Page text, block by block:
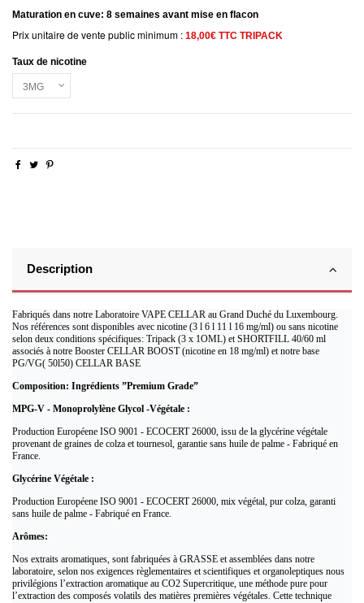
Maturation en cuve: 8 semaines avant mise en flacon
Prix unitaire de vente public minimum : 18,00€ TTC TRIPACK
Taux de nicotine
Description
Fabriqués dans notre Laboratoire VAPE CELLAR au Grand Duché du Luxembourg.
Nos références sont disponibles avec nicotine (3 l 6 l 11 l 16 mg/ml) ou sans nicotine
selon deux conditions spécifiques: Tripack (3 x 1OML) et SHORTFILL 40/60 ml
associés à notre Booster CELLAR BOOST (nicotine en 18 mg/ml) et notre base
PG/VG( 50l50) CELLAR BASE
Composition: Ingrédients ”Premium Grade”
MPG-V - Monoprolylène Glycol -Végétale :
Production Européene ISO 9001 - ECOCERT 26000, issu de la glycérine végétale
provenant de graines de colza et tournesol, garantie sans huile de palme - Fabriqué en
France.
Glycérine Végétale :
Production Européene ISO 9001 - ECOCERT 26000, mix végétal, pur colza, garanti
sans huile de palme - Fabriqué en France.
Arômes:
Nos extraits aromatiques, sont fabriquées à GRASSE et assemblées dans notre
laboratoire, selon nos exigences règlementaires et scientifiques et organoleptiques nous
privilégions l’extraction aromatique au CO2 Supercritique, une méthode pure pour
l’extraction des composés volatils des matières premières végétales. Cette technique